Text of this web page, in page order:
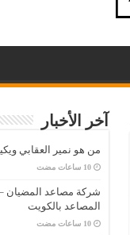
آخر الأخبار
من هو نمير العقابي
‏10 ساعات مضت
المصاعد بالكويت
‏10 ساعات مضت